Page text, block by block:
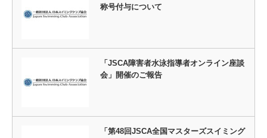
称号付与について
「JSCA障害者水泳指導者オンライン座談
会」開催のご報告
「第48回JSCA全国マスターズスイミング